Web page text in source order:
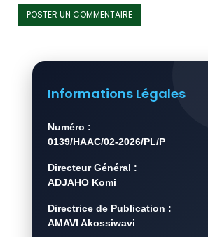
Informations Légales
Numéro :
0139/HAAC/02-2026/PL/P
Directeur Général :
ADJAHO Komi
Directrice de Publication :
AMAVI Akossiwavi